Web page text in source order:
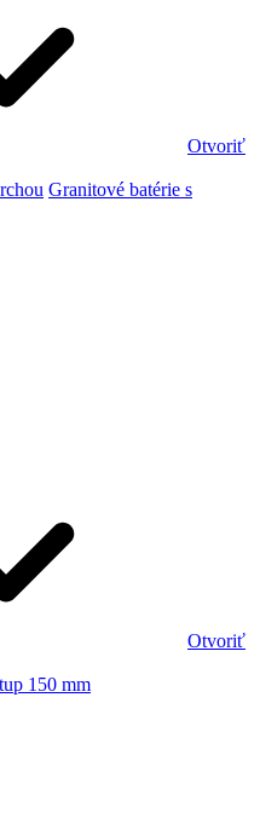
Otvoriť
Granitové batérie s
Otvoriť
150 mm